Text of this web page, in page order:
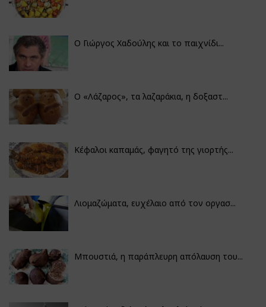
Ο Γιώργος Χαδούλης και το παιχνίδι...
Ο «Λάζαρος», τα λαζαράκια, η δοξαστ...
Κέφαλοι καπαμάς, φαγητό της γιορτής...
Λιομαζώματα, ευχέλαιο από τον οργασ...
Μπουστιά, η παράπλευρη απόλαυση του...